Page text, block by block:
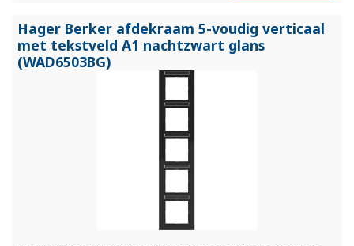
Hager Berker afdekraam 5-voudig verticaal
met tekstveld A1 nachtzwart glans
(WAD6503BG)